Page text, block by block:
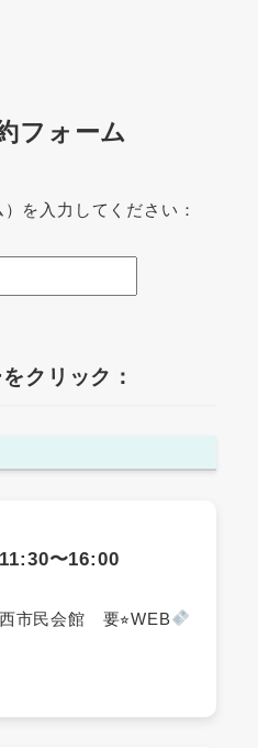
フォーム
を入力してください：
クリック：
〜16:00
市民会館 要⭐︎WEB